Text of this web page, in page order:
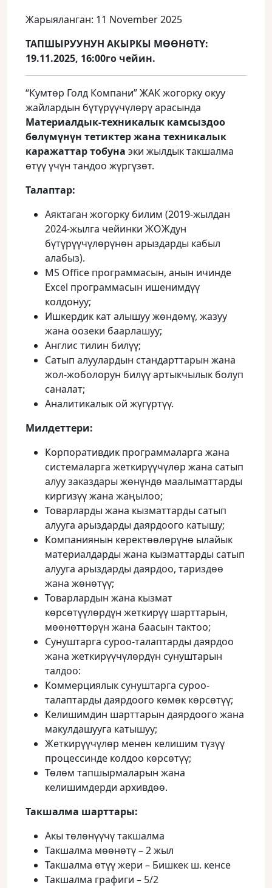
Жарыяланган: 11 November 2025
ТАПШЫРУУНУН АКЫРКЫ МӨӨНӨТҮ:
19.11.2025, 16:00го чейин.
“Кумтөр Голд Компани” ЖАК жогорку окуу
жайлардын бүтүрүүчүлөрү арасында
Материалдык-техникалык камсыздоо
бөлүмүнүн тетиктер жана техникалык
каражаттар тобуна эки жылдык такшалма
өтүү үчүн тандоо жүргүзөт.
Талаптар:
Аяктаган жогорку билим (2019-жылдан
2024-жылга чейинки ЖОЖдун
бүтүрүүчүлөрүнөн арыздарды кабыл
алабыз).
MS Office программасын, анын ичинде
Excel программасын ишенимдүү
колдонуу;
Ишкердик кат алышуу жөндөмү, жазуу
жана оозеки баарлашуу;
Англис тилин билүү;
Сатып алуулардын стандарттарын жана
жол-жоболорун билүү артыкчылык болуп
саналат;
Аналитикалык ой жүгүртүү.
Милдеттери:
Корпоративдик программаларга жана
системаларга жеткирүүчүлөр жана сатып
алуу заказдары жөнүндө маалыматтарды
киргизүү жана жаңылоо;
Товарларды жана кызматтарды сатып
алууга арыздарды даярдоого катышу;
Компаниянын керектөөлөрүнө ылайык
материалдарды жана кызматтарды сатып
алууга арыздарды даярдоо, тариздөө
жана жөнөтүү;
Товарлардын жана кызмат
көрсөтүүлөрдүн жеткирүү шарттарын,
мөөнөттөрүн жана баасын тактоо;
Сунуштарга суроо-талаптарды даярдоо
жана жеткирүүчүлөрдүн сунуштарын
талдоо:
Коммерциялык сунуштарга суроо-
талаптарды даярдоого көмөк көрсөтүү;
Келишимдин шарттарын даярдоого жана
макулдашууга катышуу;
Жеткирүүчүлөр менен келишим түзүү
процессинде колдоо көрсөтүү;
Төлөм тапшырмаларын жана
келишимдерди архивдөө.
Такшалма шарттары:
Акы төлөнүүчү такшалма
Такшалма мөөнөтү – 2 жыл
Такшалма өтүү жери – Бишкек ш. кенсе
Такшалма графиги – 5/2